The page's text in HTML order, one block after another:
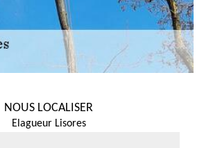
NOUS LOCALISER
Elagueur Lisores